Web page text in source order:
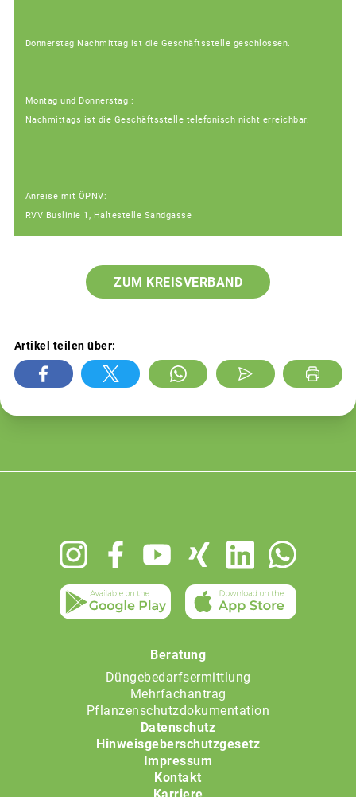
Donnerstag Nachmittag ist die Geschäftsstelle geschlossen.
Montag und Donnerstag :
Nachmittags ist die Geschäftsstelle telefonisch nicht erreichbar.
Anreise mit ÖPNV:
RVV Buslinie 1, Haltestelle Sandgasse
ZUM KREISVERBAND
Artikel teilen über:
Beratung
Düngebedarfsermittlung
Mehrfachantrag
Pflanzenschutzdokumentation
Datenschutz
Hinweisgeberschutzgesetz
Impressum
Kontakt